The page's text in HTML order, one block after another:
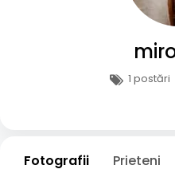
1 postări
Fotografii Prieteni